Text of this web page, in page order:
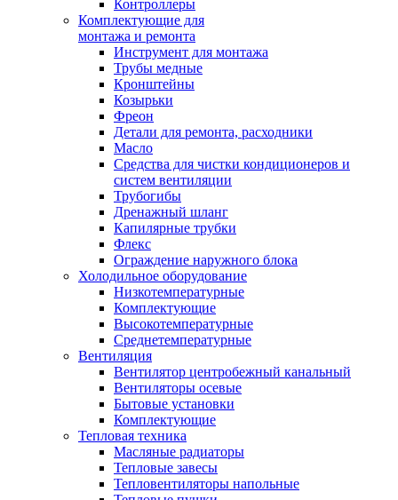
Контроллеры
Комплектующие для
монтажа и ремонта
Инструмент для монтажа
Трубы медные
Кронштейны
Козырьки
Фреон
Детали для ремонта, расходники
Масло
Средства для чистки кондиционеров и
систем вентиляции
Трубогибы
Дренажный шланг
Капилярные трубки
Флекс
Ограждение наружного блока
Холодильное оборудование
Низкотемпературные
Комплектующие
Высокотемпературные
Среднетемпературные
Вентиляция
Вентилятор центробежный канальный
Вентиляторы осевые
Бытовые установки
Комплектующие
Тепловая техника
Масляные радиаторы
Тепловые завесы
Тепловентиляторы напольные